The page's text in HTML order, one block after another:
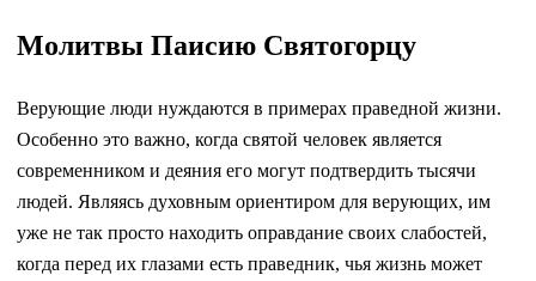
Молитвы Паисию Святогорцу
Верующие люди нуждаются в примерах праведной жизни.
Особенно это важно, когда святой человек является
современником и деяния его могут подтвердить тысячи
людей. Являясь духовным ориентиром для верующих, им
уже не так просто находить оправдание своих слабостей,
когда перед их глазами есть праведник, чья жизнь может